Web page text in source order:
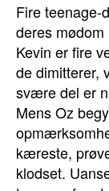
Fire teenage-
deres
Kevin er fire
de dimitterer,
svære del er
Mens Oz
kæreste,
klodset.